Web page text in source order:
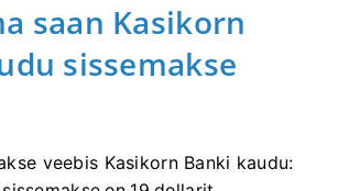
saan Kasikorn
sissemakse
veebis Kasikorn Banki kaudu: